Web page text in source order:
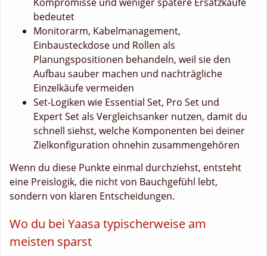
bedeutet
Monitorarm, Kabelmanagement,
Einbausteckdose und Rollen als
Planungspositionen behandeln, weil sie den
Aufbau sauber machen und nachträgliche
Einzelkäufe vermeiden
Set-Logiken wie Essential Set, Pro Set und
Expert Set als Vergleichsanker nutzen, damit du
schnell siehst, welche Komponenten bei deiner
Zielkonfiguration ohnehin zusammengehören
Wenn du diese Punkte einmal durchziehst, entsteht
eine Preislogik, die nicht von Bauchgefühl lebt,
sondern von klaren Entscheidungen.
Wo du bei Yaasa typischerweise am
meisten sparst